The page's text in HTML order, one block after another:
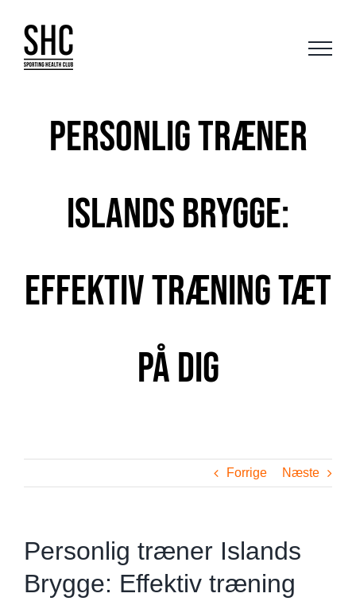
content
Personlig træner
Islands Brygge:
Effektiv træning tæt
på dig
Forrige Næste
Personlig træner Islands
Brygge: Effektiv træning